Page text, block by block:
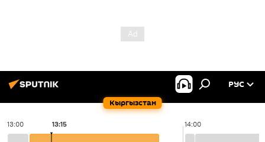
Кыргызстан
РУС
13:00 14:00
13:15